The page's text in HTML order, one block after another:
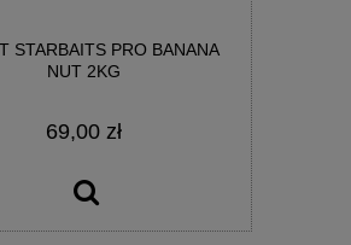
POWER CARP EDGE
HACZYKI MATRIX
STARBAITS PRO BANANA
NUT 2KG
69,00 zł